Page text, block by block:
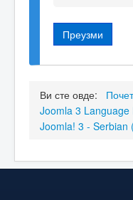
Преузми
Ви сте овде:
Joomla 3 Language
Joomla! 3 - Serbian